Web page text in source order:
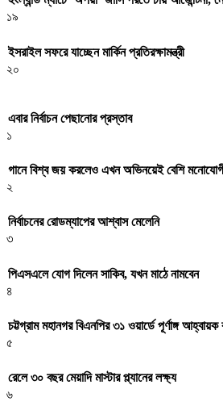
১৯
ইসরাইল সফরে যাচ্ছেন মার্কিন প্রতিরক্ষামন্ত্রী
২০
এবার নির্বাচন পেছানোর প্রস্তাব
১
গানে বিশ্ব জয় করলেও এখন অভিনয়েই বেশি মনোযোগী
২
নির্বাচনের রোডম্যাপের আশ্বাস মেলেনি
৩
পিএসএলে যোগ দিলেন সাকিব, যখন মাঠে নামবেন
৪
চট্টগ্রাম মহানগর বিএনপির ৩১ ওয়ার্ডে পূর্ণাঙ্গ আহ্বায়ক
৫
রেলে ৩০ বছর মেয়াদি মাস্টার প্ল্যানের লক্ষ্য
৬